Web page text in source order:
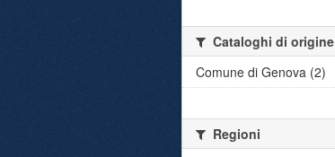
Cataloghi di origine
Comune di Genova (2)
Regioni